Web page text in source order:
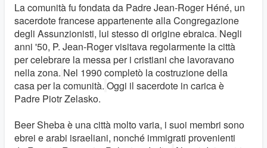
La comunità fu fondata da Padre Jean-Roger Héné, un
sacerdote francese appartenente alla Congregazione
degli Assunzionisti, lui stesso di origine ebraica. Negli
anni '50, P. Jean-Roger visitava regolarmente la città
per celebrare la messa per i cristiani che lavoravano
nella zona. Nel 1990 completò la costruzione della
casa per la comunità. Oggi il sacerdote in carica è
Padre Piotr Zelasko.
Beer Sheba è una città molto varia, i suoi membri sono
ebrei e arabi israeliani, nonché immigrati provenienti